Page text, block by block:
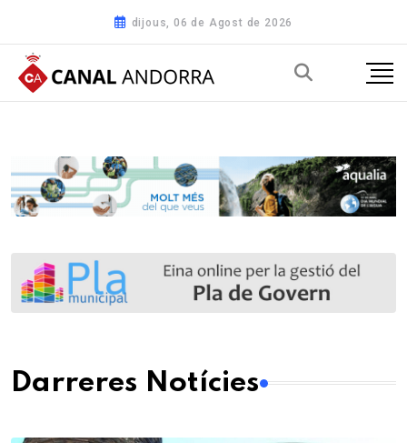
dijous, 06 de Agost de 2026
Darreres Notícies